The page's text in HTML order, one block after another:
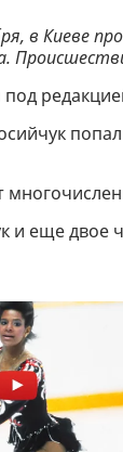
в Киеве
и еще двое